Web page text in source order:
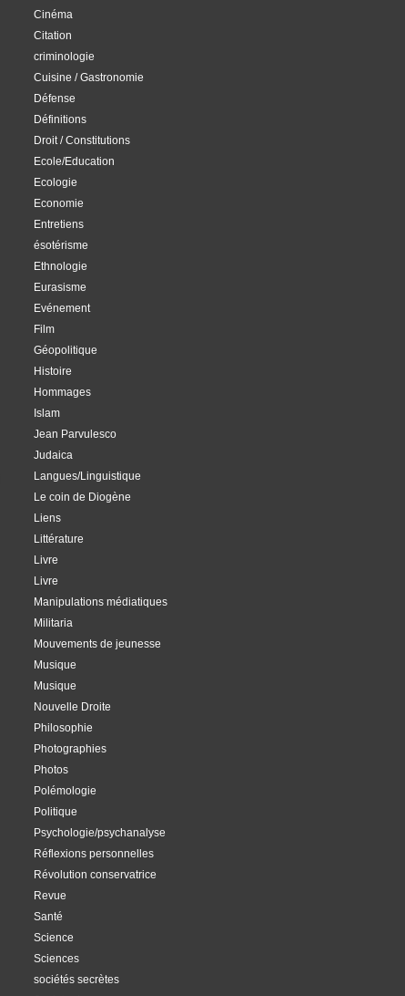
Cinéma
Citation
criminologie
Cuisine / Gastronomie
Défense
Définitions
Droit / Constitutions
Ecole/Education
Ecologie
Economie
Entretiens
ésotérisme
Ethnologie
Eurasisme
Evénement
Film
Géopolitique
Histoire
Hommages
Islam
Jean Parvulesco
Judaica
Langues/Linguistique
Le coin de Diogène
Liens
Littérature
Livre
Livre
Manipulations médiatiques
Militaria
Mouvements de jeunesse
Musique
Musique
Nouvelle Droite
Philosophie
Photographies
Photos
Polémologie
Politique
Psychologie/psychanalyse
Réflexions personnelles
Révolution conservatrice
Revue
Santé
Science
Sciences
sociétés secrètes